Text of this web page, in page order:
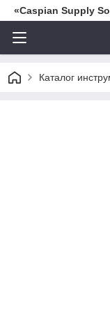
«Caspian Supply
Каталог